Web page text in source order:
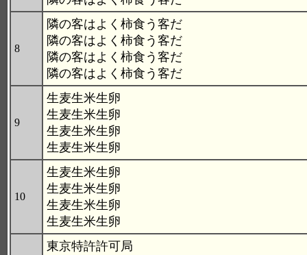
8
隣の客はよく柿食う客だ
隣の客はよく柿食う客だ
隣の客はよく柿食う客だ
隣の客はよく柿食う客だ
9
生麦生米生卵
生麦生米生卵
生麦生米生卵
生麦生米生卵
10
生麦生米生卵
生麦生米生卵
生麦生米生卵
生麦生米生卵
東京特許許可局